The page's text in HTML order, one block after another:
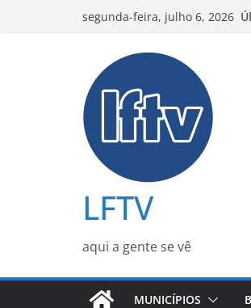
segunda-feira, julho 6, 2026
LFTV
aqui a gente se vê
MUNICÍPIOS